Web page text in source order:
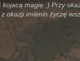
magię :) Przy
okazji imienin życzę